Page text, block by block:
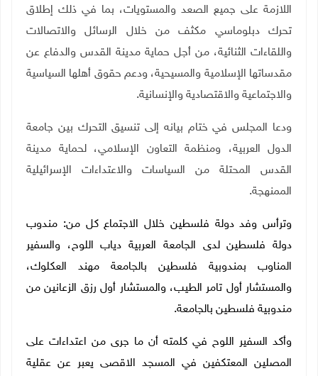
اللازمة على جميع الصعد والمستويات، بما في ذلك إطلاق
تحرك دبلوماسي مكثف من خلال الرسائل والاتصالات
واللقاءات الثنائية، من أجل حماية مدينة القدس والدفاع عن
مقدساتها الإسلامية والمسيحية، ودعم حقوق أهلها السياسية
والاجتماعية والاقتصادية والإنسانية.
ودعا المجلس في ختام بيانه إلى تنسيق التحرك بين جامعة
الدول العربية، ومنظمة التعاون الإسلامي، لحماية مدينة
القدس المحتلة من السياسات والاعتداءات الإسرائيلية
الممنهجة.
وترأس وفد دولة فلسطين خلال الاجتماع كل من: مندوب
دولة فلسطين لدى الجامعة العربية دياب اللوح، والسفير
المناوب بمندوبية فلسطين بالجامعة مهند العكلوك،
والمستشار أول تامر الطيب، والمستشار أول رزق الزعانين من
مندوبية فلسطين بالجامعة.
وأكد السفير اللوح في كلمته أن ما جرى من اعتداءات على
المصلين المعتكفين في المسجد الاقصى يعبر عن عقلية